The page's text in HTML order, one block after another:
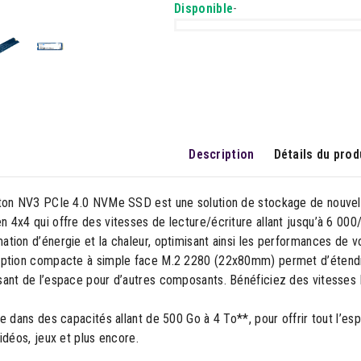
Disponible-
Description Détails du
NV3 PCIe 4.0 NVMe SSD est une solution de stockage de
4x4 qui offre des vitesses de lecture/écriture allant jusqu’à 6
d’énergie et la chaleur, optimisant ainsi les performances de
compacte à simple face M.2 2280 (22x80mm) permet
de l’espace pour d’autres composants. Bénéficiez des vitesses
dans des capacités allant de 500 Go à 4 To**, pour offrir tout
jeux et plus encore.